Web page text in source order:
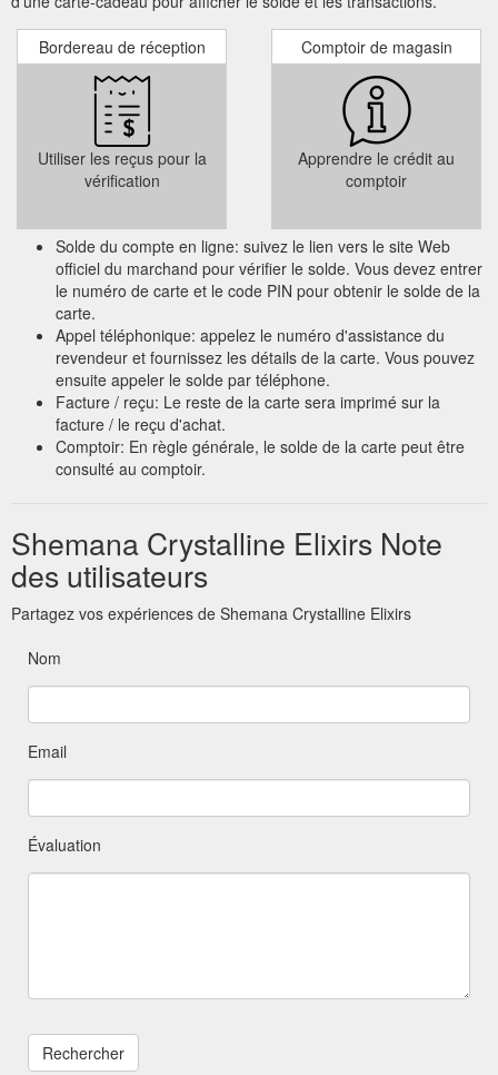
Bordereau de réception
Utiliser les reçus pour la
vérification
Comptoir de magasin
Apprendre le crédit au
comptoir
Solde du compte en ligne: suivez le lien vers le site Web
officiel du marchand pour vérifier le solde. Vous devez entrer
le numéro de carte et le code PIN pour obtenir le solde de la
carte.
Appel téléphonique: appelez le numéro d'assistance du
revendeur et fournissez les détails de la carte. Vous pouvez
ensuite appeler le solde par téléphone.
Facture / reçu: Le reste de la carte sera imprimé sur la
facture / le reçu d'achat.
Comptoir: En règle générale, le solde de la carte peut être
consulté au comptoir.
Shemana Crystalline Elixirs Note
des utilisateurs
Partagez vos expériences de Shemana Crystalline Elixirs
Nom
Email
Évaluation